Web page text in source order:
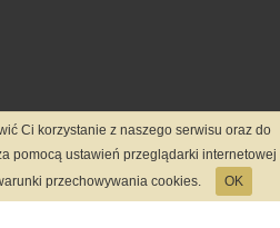
Ci korzystanie z naszego serwisu oraz do
pomocą ustawień przeglądarki internetowej
przechowywania cookies.
OK